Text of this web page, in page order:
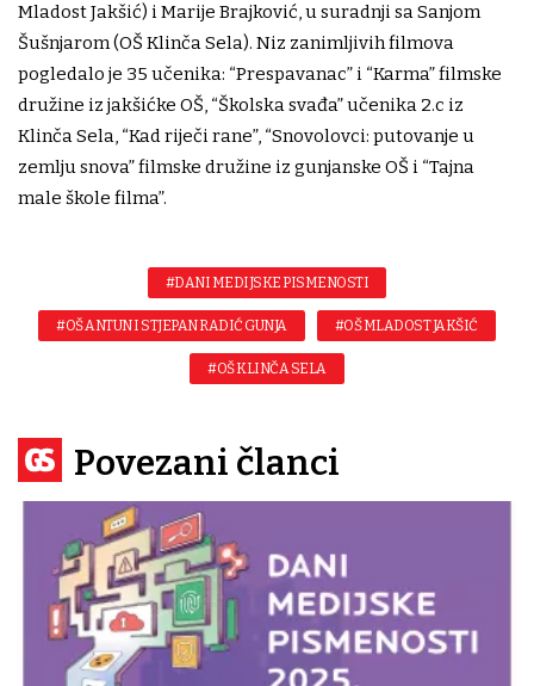
Mladost Jakšić) i Marije Brajković, u suradnji sa Sanjom
Šušnjarom (OŠ Klinča Sela). Niz zanimljivih filmova
pogledalo je 35 učenika: “Prespavanac” i “Karma” filmske
družine iz jakšićke OŠ, “Školska svađa” učenika 2.c iz
Klinča Sela, “Kad riječi rane”, “Snovolovci: putovanje u
zemlju snova” filmske družine iz gunjanske OŠ i “Tajna
male škole filma”.
#DANI MEDIJSKE PISMENOSTI
#OŠ ANTUN I STJEPAN RADIĆ GUNJA #OŠ MLADOST JAKŠIĆ
#OŠ KLINČA SELA
Povezani članci